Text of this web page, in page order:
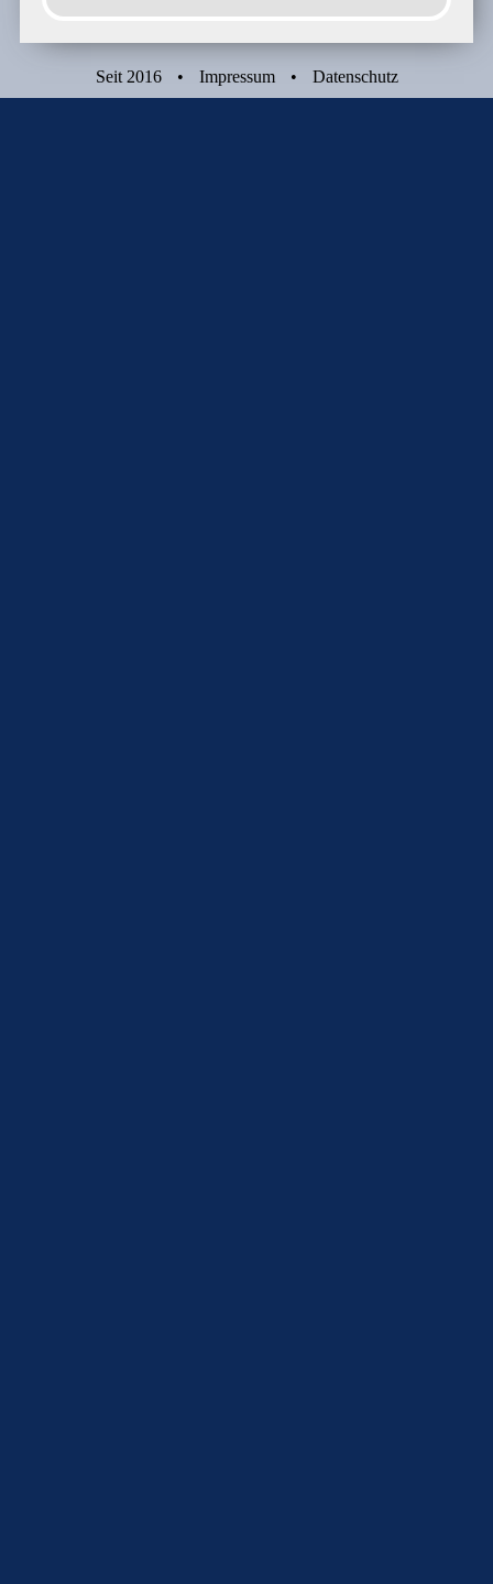
Seit 2016 • Impressum • Datenschutz